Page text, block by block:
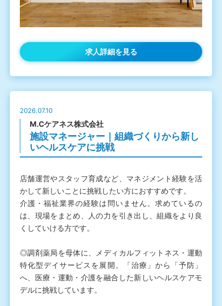
求人詳細を見る
2026.07.10
M.Cケアネス株式会社
施設マネージャー｜組織づくりから新し
いヘルスケアに挑戦
店舗運営やスタッフ育成など、マネジメント経験を活
かして新しいことに挑戦したい方におすすめです。
介護・福祉業界の経験は問いません。求めているの
は、現場をまとめ、人の力を引き出し、組織をより良
くしていける方です。
◎調剤薬局を母体に、メディカルフィットネス・運動
特化型デイサービスを展開。「治療」から「予防」
へ、医療・運動・介護を融合した新しいヘルスケアモ
デルに挑戦しています。